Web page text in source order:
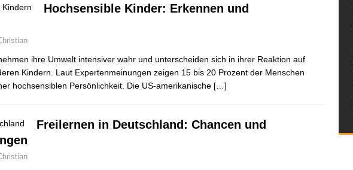
Hochsensible Kinder: Erkennen und
ihre Umwelt intensiver wahr und unterscheiden sich in ihrer Reaktion auf
Kindern. Laut Expertenmeinungen zeigen 15 bis 20 Prozent der Menschen
hochsensiblen Persönlichkeit. Die US-amerikanische […]
Freilernen in Deutschland: Chancen und